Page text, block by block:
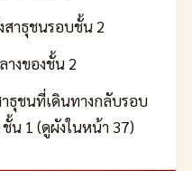
าธุชนรอบชั้น 2
างของชั้น 2
ธุชนที่เดินทางกลับรอบ
น 1 (ดูผังในหน้า 37)